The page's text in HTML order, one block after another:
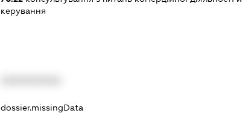
керування
dossier.missingData